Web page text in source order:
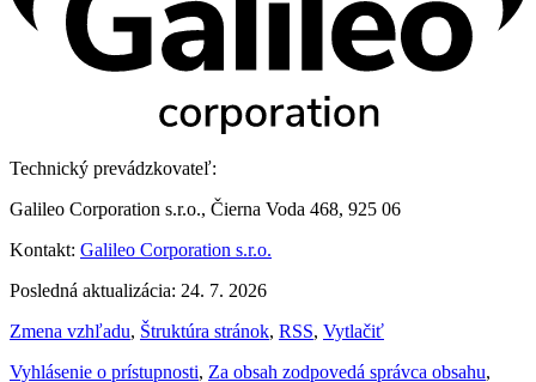
Technický prevádzkovateľ:
Galileo Corporation s.r.o., Čierna Voda 468, 925 06
Kontakt: Galileo Corporation s.r.o.
Posledná aktualizácia: 24. 7. 2026
Zmena vzhľadu, Štruktúra stránok, RSS, Vytlačiť
Vyhlásenie o prístupnosti, Za obsah zodpovedá správca obsahu,